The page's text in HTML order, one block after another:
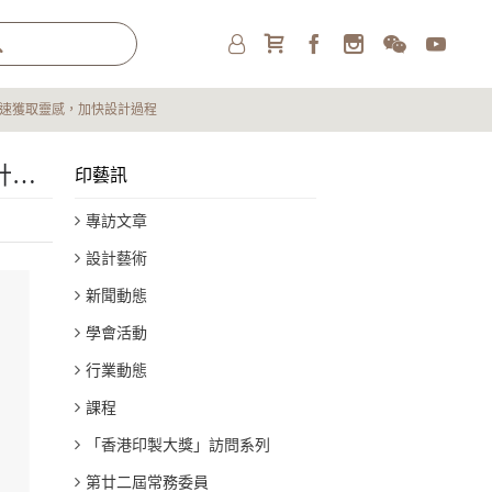
獲取靈感，加快設計過程
印藝訊
專訪文章
設計藝術
新聞動態
學會活動
行業動態
課程
「香港印製大獎」訪問系列
第廿二屆常務委員
生成式人工智能（Generated AI） 在印刷設計中的實際應用（二）： 輔助設計師快速獲取靈感，加快設計過程